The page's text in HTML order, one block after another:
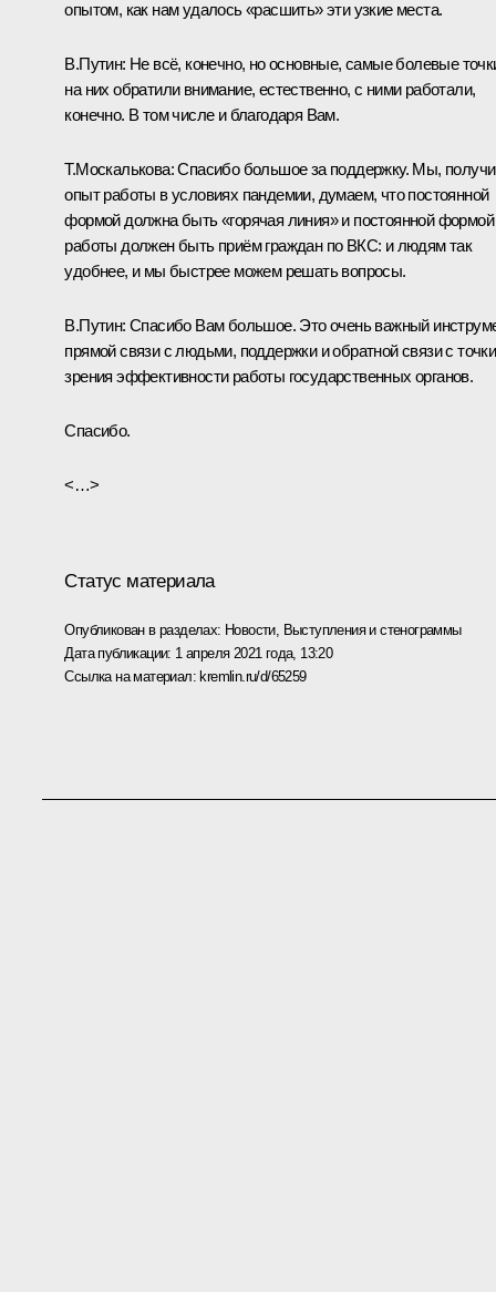
опытом, как нам удалось «расшить» эти узкие места.
В.Путин: Не всё, конечно, но основные, самые болевые
на них обратили внимание, естественно, с ними работали,
конечно. В том числе и благодаря Вам.
Т.Москалькова:Спасибо большое за поддержку. Мы,
опыт работы в условиях пандемии, думаем, что постоянной
формой должна быть «горячая линия» и постоянной формой
работы должен быть приём граждан по ВКС: и людям так
удобнее, и мы быстрее можем решать вопросы.
В.Путин: Спасибо Вам большое. Это очень важный
прямой связи с людьми, поддержки и обратной связи с точки
зрения эффективности работы государственных органов.
Спасибо.
<…>
Статус материала
Опубликован в разделах: Новости, Выступления и стенограммы
Дата публикации: 1 апреля 2021 года, 13:20
Ссылка на материал: kremlin.ru/d/65259